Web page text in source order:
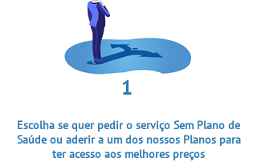
1
Escolha se quer pedir o serviço Sem Plano de
Saúde ou aderir a um dos nossos Planos para
ter acesso aos melhores preços